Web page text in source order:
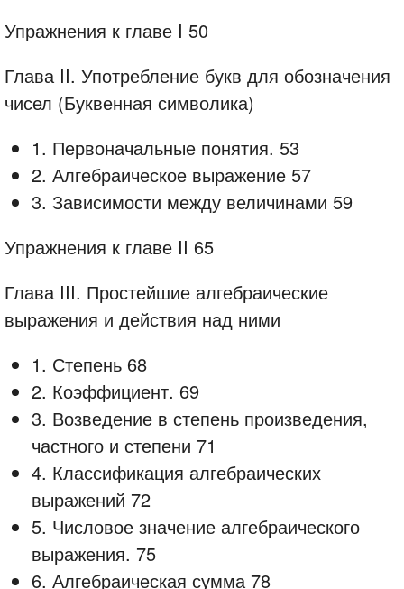
Упражнения к главе I 50
Глава II. Употребление букв для обозначения
чисел (Буквенная символика)
1. Первоначальные понятия. 53
2. Алгебраическое выражение 57
3. Зависимости между величинами 59
Упражнения к главе II 65
Глава III. Простейшие алгебраические
выражения и действия над ними
1. Степень 68
2. Коэффициент. 69
3. Возведение в степень произведения,
частного и степени 71
4. Классификация алгебраических
выражений 72
5. Числовое значение алгебраического
выражения. 75
6. Алгебраическая сумма 78